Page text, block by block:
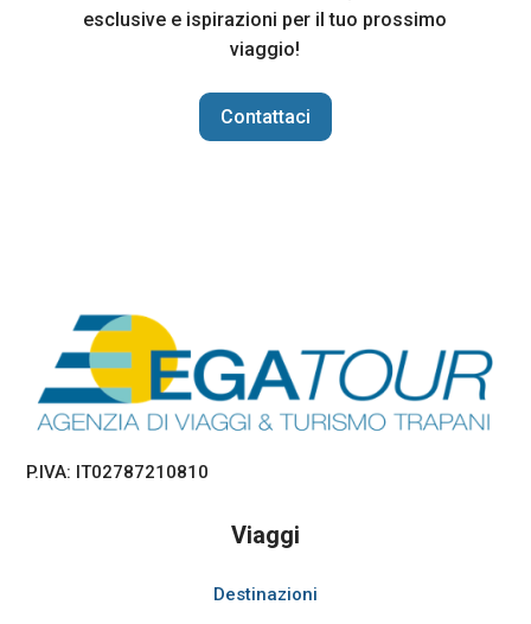
esclusive e ispirazioni per il tuo prossimo
viaggio!
Contattaci
P.IVA: IT02787210810
Viaggi
Destinazioni